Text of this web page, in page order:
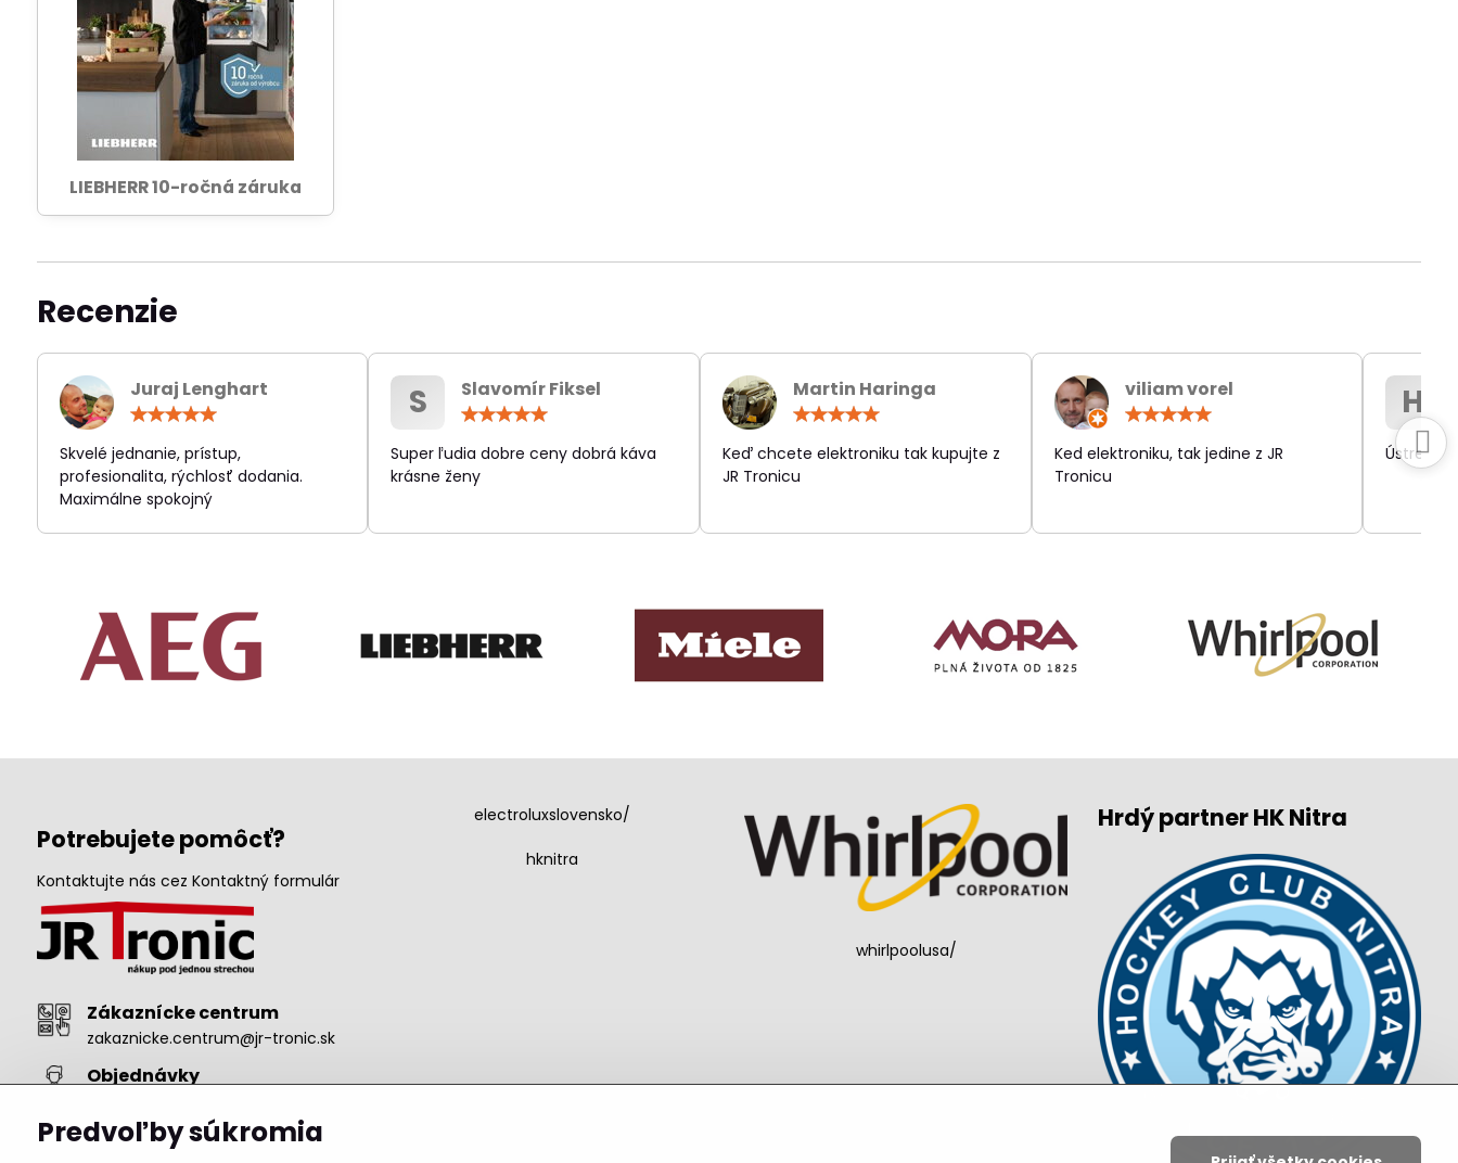
LIEBHERR 10-ročná záruka
Recenzie
Juraj Lenghart
Skvelé jednanie, prístup,
profesionalita, rýchlosť dodania.
Maximálne spokojný
S
Slavomír Fiksel
/
5
Super ľudia dobre ceny dobrá káva
krásne ženy
Martin Haringa
/
5
Keď chcete elektroniku tak kupujte z
JR Tronicu
viliam vorel
/
5
Ked elektroniku, tak jedine z JR
Tronicu
H
Potrebujete pomôcť?
Kontaktujte nás cez Kontaktný formulár
Zákaznícke centrum
zakaznicke.centrum@jr-tronic.sk
Objednávky
+421 911 222 485
electroluxslovensko/
hknitra
whirlpoolusa/
Hrdý partner HK Nitra
Predvoľby súkromia